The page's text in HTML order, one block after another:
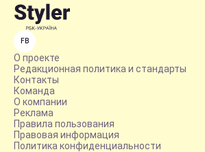
FB
О проекте
Редакционная политика и стандарты
Контакты
Команда
О компании
Реклама
Правила пользования
Правовая информация
Политика конфиденциальности